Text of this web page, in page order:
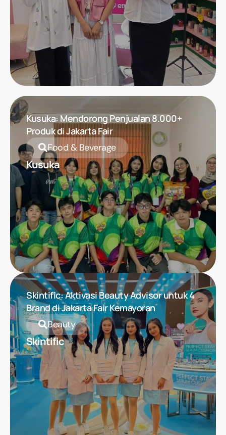
Kusuka: Mendorong Penjualan 8.000+
Produk di Jakarta Fair
Food & Beverage
Kusuka
Skintific: Aktivasi Beauty Advisor untuk 4
Brand di Jakarta Fair Kemayoran
Beauty
Skintific